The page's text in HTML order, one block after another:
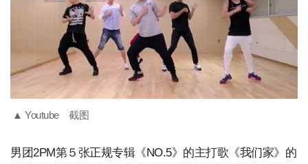
▲ Youtube 截图
男团2PM第５张正规专辑《NO.5》的主打歌《我们家》的